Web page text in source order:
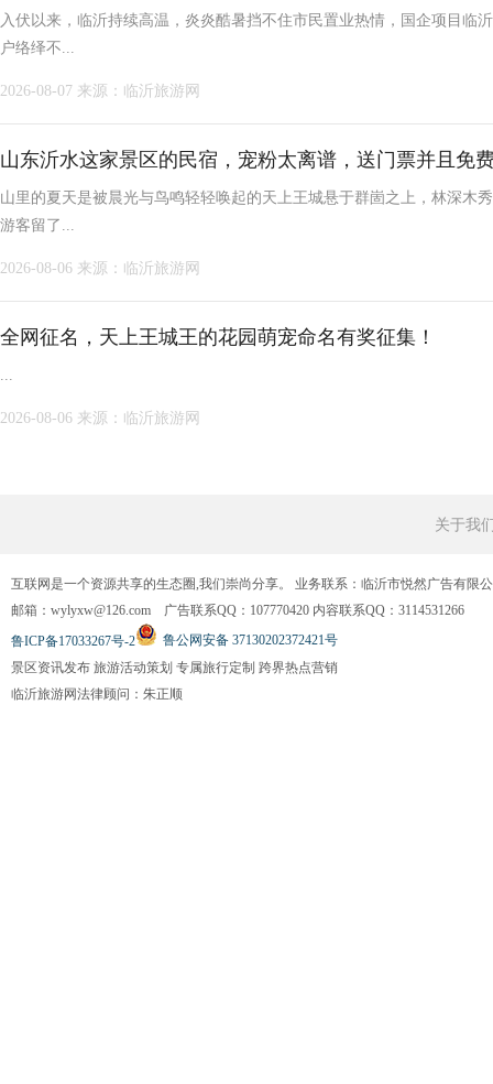
入伏以来，临沂持续高温，炎炎酷暑挡不住市民置业热情，国企项目临
户络绎不...
2026-08-07 来源：临沂旅游网
山东沂水这家景区的民宿，宠粉太离谱，送门票并且免
山里的夏天是被晨光与鸟鸣轻轻唤起的天上王城悬于群崮之上，林深木
游客留了...
2026-08-06 来源：临沂旅游网
全网征名，天上王城王的花园萌宠命名有奖征集！
...
2026-08-06 来源：临沂旅游网
关于我
互联网是一个资源共享的生态圈,我们崇尚分享。 业务联系：临沂市悦然广告有限
邮箱：wylyxw@126.com 广告联系QQ：107770420 内容联系QQ：3114531266
鲁ICP备17033267号-2
鲁公网安备 37130202372421号
景区资讯发布 旅游活动策划 专属旅行定制 跨界热点营销
临沂旅游网法律顾问：朱正顺